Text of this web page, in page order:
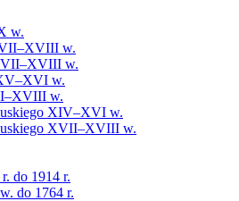
w.
w.
w.
w.
w.
XIV–XVI w.
XVII–XVIII w.
do 1914 r.
do 1764 r.